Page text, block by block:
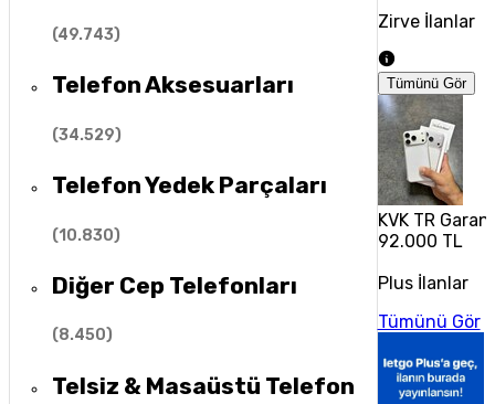
(49.743)
Telefon Aksesuarları
(34.529)
Telefon Yedek Parçaları
(10.830)
Diğer Cep Telefonları
(8.450)
Telsiz & Masaüstü Telefon
Zirve İlanlar
Tümünü Gör
KVK TR
92.000 TL
Plus İlanlar
Tümünü Gör